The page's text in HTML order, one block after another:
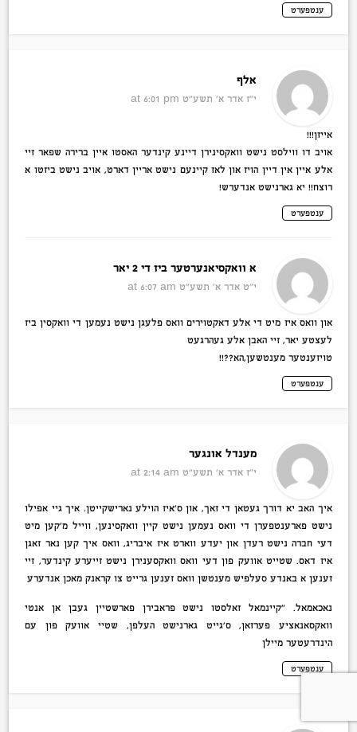
ענטפערט
אלף
י״ז אדר א׳ תשע״ט
אייזן!!!
אויב דו ווילסט נישט וואקסינירן דיינע קינדער האסטו איין ברירה שפאר זיי
אלע איין אין דיין הויז און לאז קיינעם נישט אריין דארט, אויב נישט ביזטו א
רוצח!! יא גארנישט אנדערש!
ענטפערט
א וואקסיאנערטער ביז די 2 יאר
י״ט אדר א׳ תשע״ט
און וואס איז מיט די אלע דאקטוירים וואס פלעגן נישט נעמען די וואקסין ביז
לעצטע יאר, זיי האבן אלע געהרגעט
טויזענטער מענטשען,הא??!!
ענטפערט
מענדל אונגער
י״ז אדר א׳ תשע״ט
איך האב יא דורך געטאן די זאך, און ס’איז הוילע נארישקייטן. איך גיי אפילו
נישט פארענטפערן די וואס נעמען נישט קיין וואקסינען, ווייל מ’קען מיט
דעי חברה נישט רעדן און יעדע ווארט איז איבריג, וואס איך קען נאר זאגן
איז דאס. שטייט אוועק פון דעי וואס וואקסענירן נישט זייערע קינדער, זיי
זענען א באנדע סעלפיש מענטשן וואס זענען גרייט צו קראנק מאכן אנדערע
נאכאמאל. ”קיינמאל זאלסטו נישט פראבירן פארשטיין געבן אן אנטי
וואקסאנאציע פערזאן, ס’גייט גארנישט העלפן, שטיי אוועק פון עם
הינדרעטער מיילן
ענטפערט